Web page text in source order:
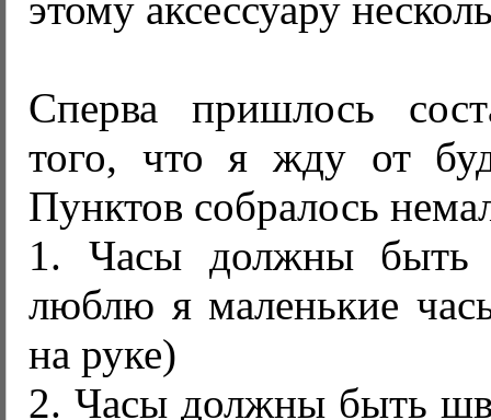
этому аксессуару
Сперва пришлось
того, что я жду от
Пунктов собралось
1. Часы должны быть
люблю я маленькие
на руке)
2. Часы должны быть